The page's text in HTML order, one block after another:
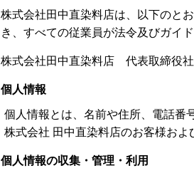
株式会社田中直染料店は、以下のと
き、すべての従業員が法令及びガイ
株式会社田中直染料店 代表取締役
個人情報
個人情報とは、名前や住所、電話番
株式会社 田中直染料店のお客様およ
個人情報の収集・管理・利用